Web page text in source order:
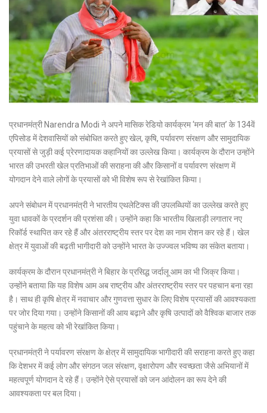
प्रधानमंत्रीNarendra Modi ने अपने मासिक रेडियो कार्यक्रम ‘मन की बात’ के 134वें
एपिसोड में देशवासियों को संबोधित करते हुए खेल, कृषि, पर्यावरण संरक्षण और सामुदायिक
प्रयासों से जुड़ी कई प्रेरणादायक कहानियों का उल्लेख किया। कार्यक्रम के दौरान उन्होंने
भारत की उभरती खेल प्रतिभाओं की सराहना की और किसानों व पर्यावरण संरक्षण में
योगदान देने वाले लोगों के प्रयासों को भी विशेष रूप से रेखांकित किया।
अपने संबोधन में प्रधानमंत्री ने भारतीय एथलेटिक्स की उपलब्धियों का उल्लेख करते हुए
युवा धावकों के प्रदर्शन की प्रशंसा की। उन्होंने कहा कि भारतीय खिलाड़ी लगातार नए
रिकॉर्ड स्थापित कर रहे हैं और अंतरराष्ट्रीय स्तर पर देश का नाम रोशन कर रहे हैं। खेल
क्षेत्र में युवाओं की बढ़ती भागीदारी को उन्होंने भारत के उज्ज्वल भविष्य का संकेत बताया।
कार्यक्रम के दौरान प्रधानमंत्री ने बिहार के प्रसिद्ध जर्दालू आम का भी जिक्र किया।
उन्होंने बताया कि यह विशेष आम अब राष्ट्रीय और अंतरराष्ट्रीय स्तर पर पहचान बना रहा
है। साथ ही कृषि क्षेत्र में नवाचार और गुणवत्ता सुधार के लिए विशेष प्रयासों की आवश्यकता
पर जोर दिया गया। उन्होंने किसानों की आय बढ़ाने और कृषि उत्पादों को वैश्विक बाजार तक
पहुंचाने के महत्व को भी रेखांकित किया।
प्रधानमंत्री ने पर्यावरण संरक्षण के क्षेत्र में सामुदायिक भागीदारी की सराहना करते हुए कहा
कि देशभर में कई लोग और संगठन जल संरक्षण, वृक्षारोपण और स्वच्छता जैसे अभियानों में
महत्वपूर्ण योगदान दे रहे हैं। उन्होंने ऐसे प्रयासों को जन आंदोलन का रूप देने की
आवश्यकता पर बल दिया।